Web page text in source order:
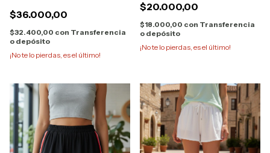
$36.000,00
$32.400,00 con Transferencia
o depósito
¡No te lo pierdas, es el último!
$20.000,00
$18.000,00 con Transferencia
o depósito
¡No te lo pierdas, es el último!